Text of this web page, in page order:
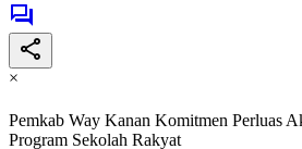
×
Pemkab Way Kanan Komitmen Perluas
Program Sekolah Rakyat